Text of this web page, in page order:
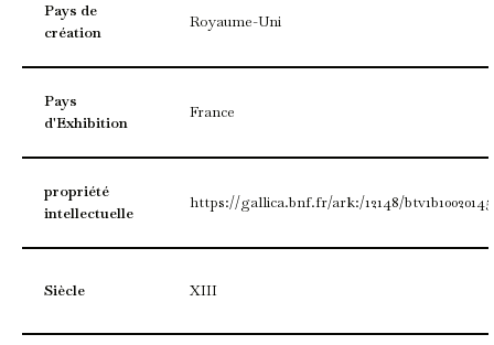
Pays de
création
Royaume-Uni
Pays
d'Exhibition
France
propriété
intellectuelle
https://gallica.bnf.fr/ark:/12148/
Siècle XIII